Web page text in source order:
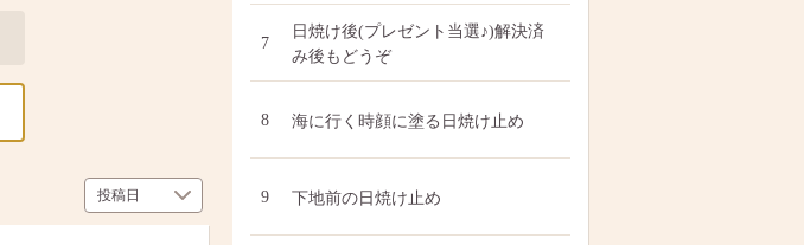
7
日焼け後(プレゼント当選♪)解決済
み後もどうぞ
8 海に行く時顔に塗る日焼け止め
9 下地前の日焼け止め